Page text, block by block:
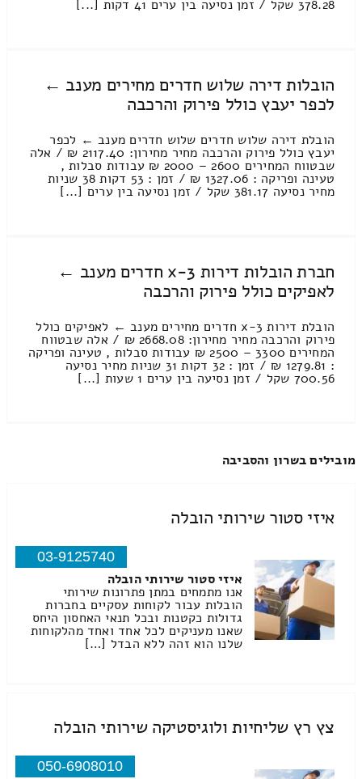
378.28 שקל / זמן נסיעה בין ערים 41 דקות [...]
הובלות דירה שלוש חדרים מחירים מענב ←
לכפר יעבץ כולל פירוק והרכבה
הובלת דירה שלוש חדרים שלוש חדרים מענב ← לכפר
יעבץ כולל פירוק והרכבה מחיר מחירון: 2117.40 ₪ / אלה
שבטווח המחירים 2600 – 2000 ₪ עבודות סבלות ,
טעינה ופריקה : 1327.06 ₪ / זמן : 53 דקות 38 שניות
מחיר נסיעה 381.17 שקל / זמן נסיעה בין ערים [...]
חברת הובלות דירות 3-x חדרים מענב ←
לאפיקים כולל פירוק והרכבה
הובלת דירות 3-x חדרים מחירים מענב ← לאפיקים כולל
פירוק והרכבה מחיר מחירון: 2668.08 ₪ / אלה שבטווח
המחירים 3300 – 2500 ₪ עבודות סבלות , טעינה ופריקה
: 1279.81 ₪ / זמן : 32 דקות 31 שניות מחיר נסיעה
700.56 שקל / זמן נסיעה בין ערים 1 שעות [...]
מובילים בשרון והסביבה
איזי סטור שירותי הובלה
03-9125740
איזי סטור שירותי הובלה
אנו מתמחים במתן פתרונות שירותי
הובלות עבור לקוחות עסקיים בחברות
גדולות כקטנות ובכל תנאי האחסון היחס
שאנו מעניקים לכל אחד ואחד מהלקוחות
שלנו הוא זהה ללא הבדל […]
צץ רץ שליחיות ולוגיסטיקה שירותי הובלה
050-6908010